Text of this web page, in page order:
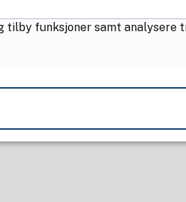
tilby funksjoner samt analysere